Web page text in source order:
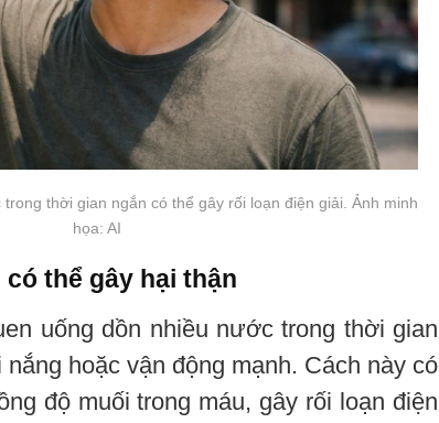
thời gian ngắn có thể gây rối loạn điện giải. Ảnh minh
họa: AI
thể gây hại thận
uống dồn nhiều nước trong thời gian
hoặc vận động mạnh. Cách này có
độ muối trong máu, gây rối loạn điện